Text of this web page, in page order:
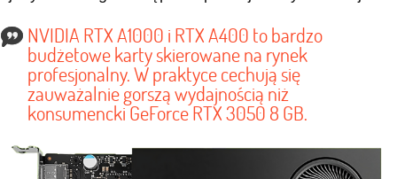
NVIDIA RTX A1000 i RTX A400 to bardzo
budżetowe karty skierowane na rynek
profesjonalny. W praktyce cechują się
zauważalnie gorszą wydajnością niż
konsumencki GeForce RTX 3050 8 GB.